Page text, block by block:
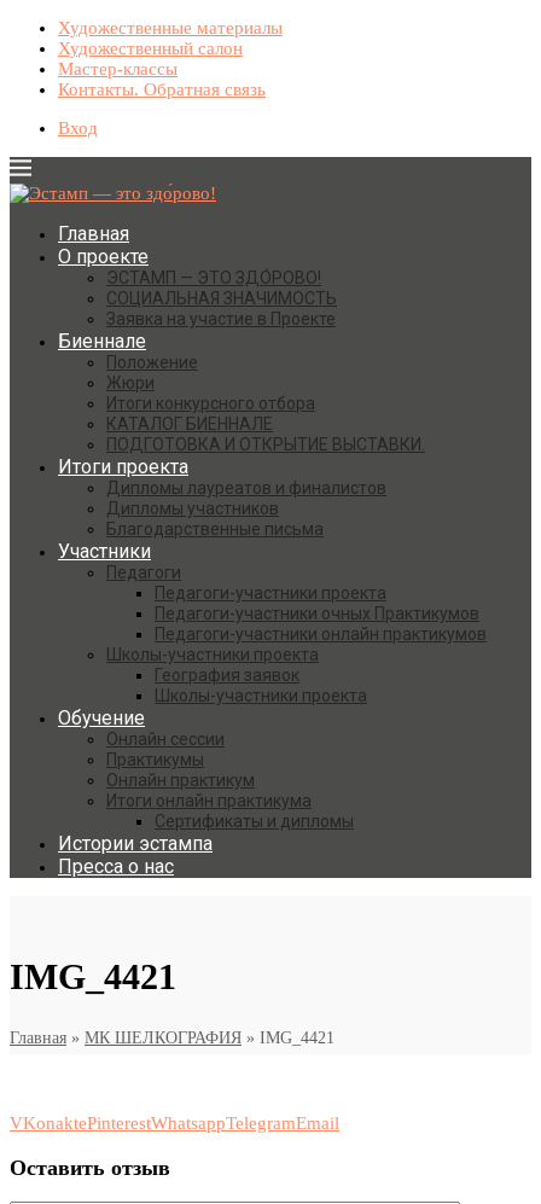
Художественные материалы
Художественный салон
Мастер-классы
Контакты. Обратная связь
Вход
Главная
О проекте
ЭСТАМП — ЭТО ЗДО́РОВО!
СОЦИАЛЬНАЯ ЗНАЧИМОСТЬ
Заявка на участие в Проекте
Биеннале
Положение
Жюри
Итоги конкурсного отбора
КАТАЛОГ БИЕННАЛЕ
ПОДГОТОВКА И ОТКРЫТИЕ ВЫСТАВКИ.
Итоги проекта
Дипломы лауреатов и финалистов
Дипломы участников
Благодарственные письма
Участники
Педагоги
Педагоги-участники проекта
Педагоги-участники очных Практикумов
Педагоги-участники онлайн практикумов
Школы-участники проекта
География заявок
Школы-участники проекта
Обучение
Онлайн сессии
Практикумы
Онлайн практикум
Итоги онлайн практикума
Сертификаты и дипломы
Истории эстампа
Пресса о нас
IMG_4421
Главная » МК ШЕЛКОГРАФИЯ » IMG_4421
VKonaktePinterestWhatsappTelegramEmail
Оставить отзыв